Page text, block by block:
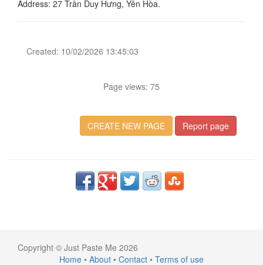
Address: 27 Trần Duy Hưng, Yên Hòa.
Created: 10/02/2026 13:45:03
Page views: 75
CREATE NEW PAGE Report page
Copyright © Just Paste Me 2026
Home • About • Contact • Terms of use